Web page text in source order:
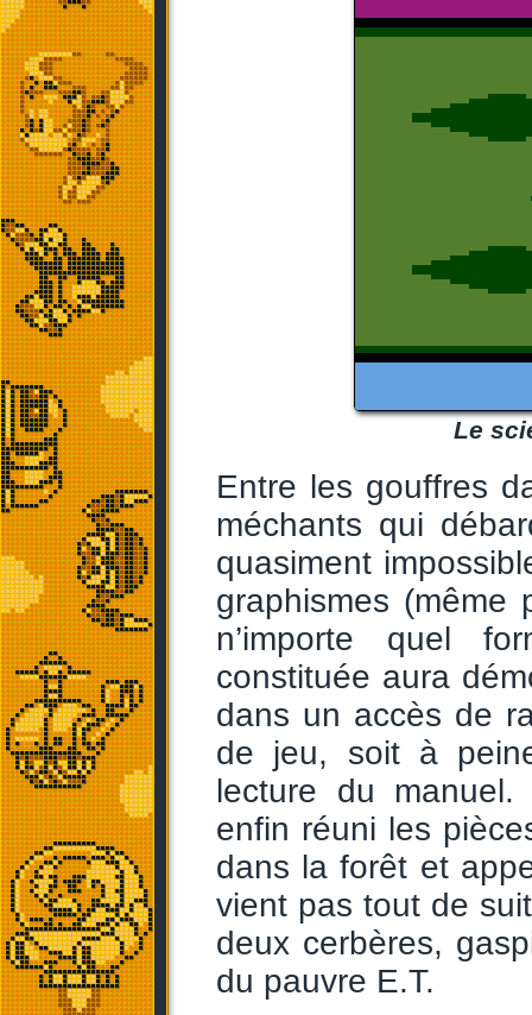
Le
Entre les gouffres
méchants qui
quasiment
graphismes
n’importe quel
constituée aura
dans un accès de
de jeu, soit à
lecture du
enfin réuni les
dans la forêt et
vient pas tout de
deux cerbères,
du pauvre E.T.